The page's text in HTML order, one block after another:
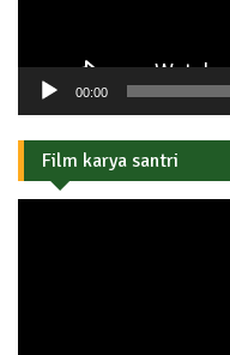
00:00
Film karya santri